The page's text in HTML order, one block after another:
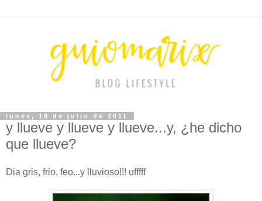
lunes, 18 de julio de 2011
y llueve y llueve y llueve...y, ¿he dicho
que llueve?
Dia gris, frio, feo...y lluvioso!!! ufffff